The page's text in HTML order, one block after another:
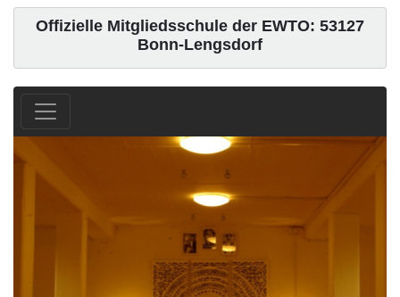
Offizielle Mitgliedsschule der EWTO: 53127
Bonn-Lengsdorf